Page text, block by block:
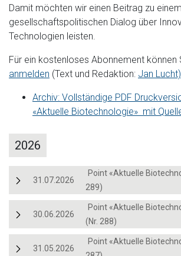
Damit möchten wir einen Beitrag zu
gesellschaftspolitischen Dialog über
Technologien leisten.
Für ein kostenloses Abonnement können
anmelden (Text und Redaktion: Jan
Archiv: Vollständige PDF
«Aktuelle Biotechnologie» mit
2026
31.07.2026
Point «Aktuelle
289)
30.06.2026
Point «Aktuelle
(Nr. 288)
31.05.2026
Point «Aktuelle